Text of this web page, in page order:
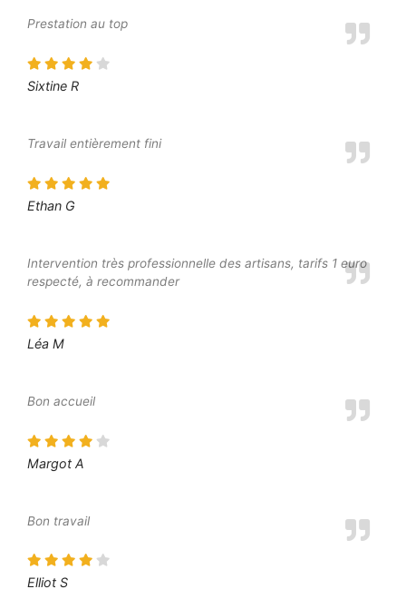
Prestation au top
Sixtine R
Travail entièrement fini
Ethan G
Intervention très professionnelle des artisans, tarifs 1 euro
respecté, à recommander
Léa M
Bon accueil
Margot A
Bon travail
Elliot S